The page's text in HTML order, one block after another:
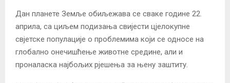
Дан планете Земље обиљежава се сваке године 22.
априла, са циљем подизања свијести цјелокупне
свјетске популације о проблемима који се односе на
глобално онечишћење животне средине, али и
проналаска најбољих рјешења за њену заштиту.